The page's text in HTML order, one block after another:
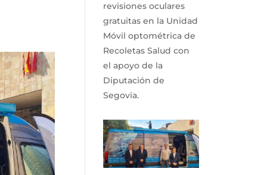
revisiones oculares
gratuitas en la Unidad
Móvil optométrica de
Recoletas Salud con
el apoyo de la
Diputación de
Segovia.